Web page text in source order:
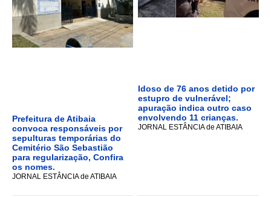
Prefeitura de Atibaia
convoca responsáveis por
sepulturas temporárias do
Cemitério São Sebastião
para regularização, Confira
os nomes.
JORNAL ESTÂNCIA de ATIBAIA
Idoso de 76 anos detido por
estupro de vulnerável;
apuração indica outro caso
envolvendo 11 crianças.
JORNAL ESTÂNCIA de ATIBAIA